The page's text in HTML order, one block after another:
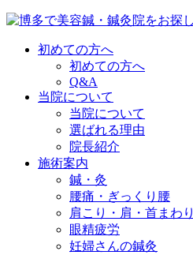
初めての方へ
初めての方へ
Q&A
当院について
当院について
選ばれる理由
院長紹介
施術案内
鍼・灸
腰痛・ぎっくり腰
肩こり・肩・首まわり
眼精疲労
妊婦さんの鍼灸